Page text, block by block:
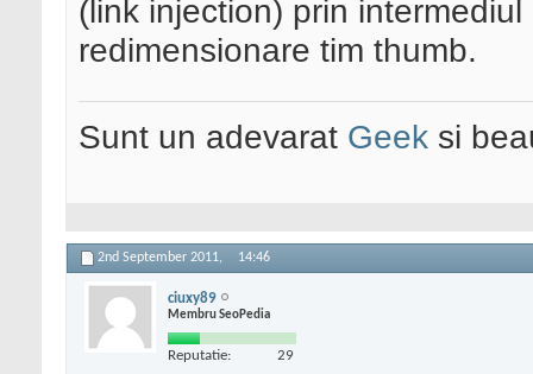
(link injection) prin
redimensionare tim thumb.
Sunt un adevarat Geek si
2nd September 2011, 14:46
ciuxy89
Membru SeoPedia
Reputatie: 29